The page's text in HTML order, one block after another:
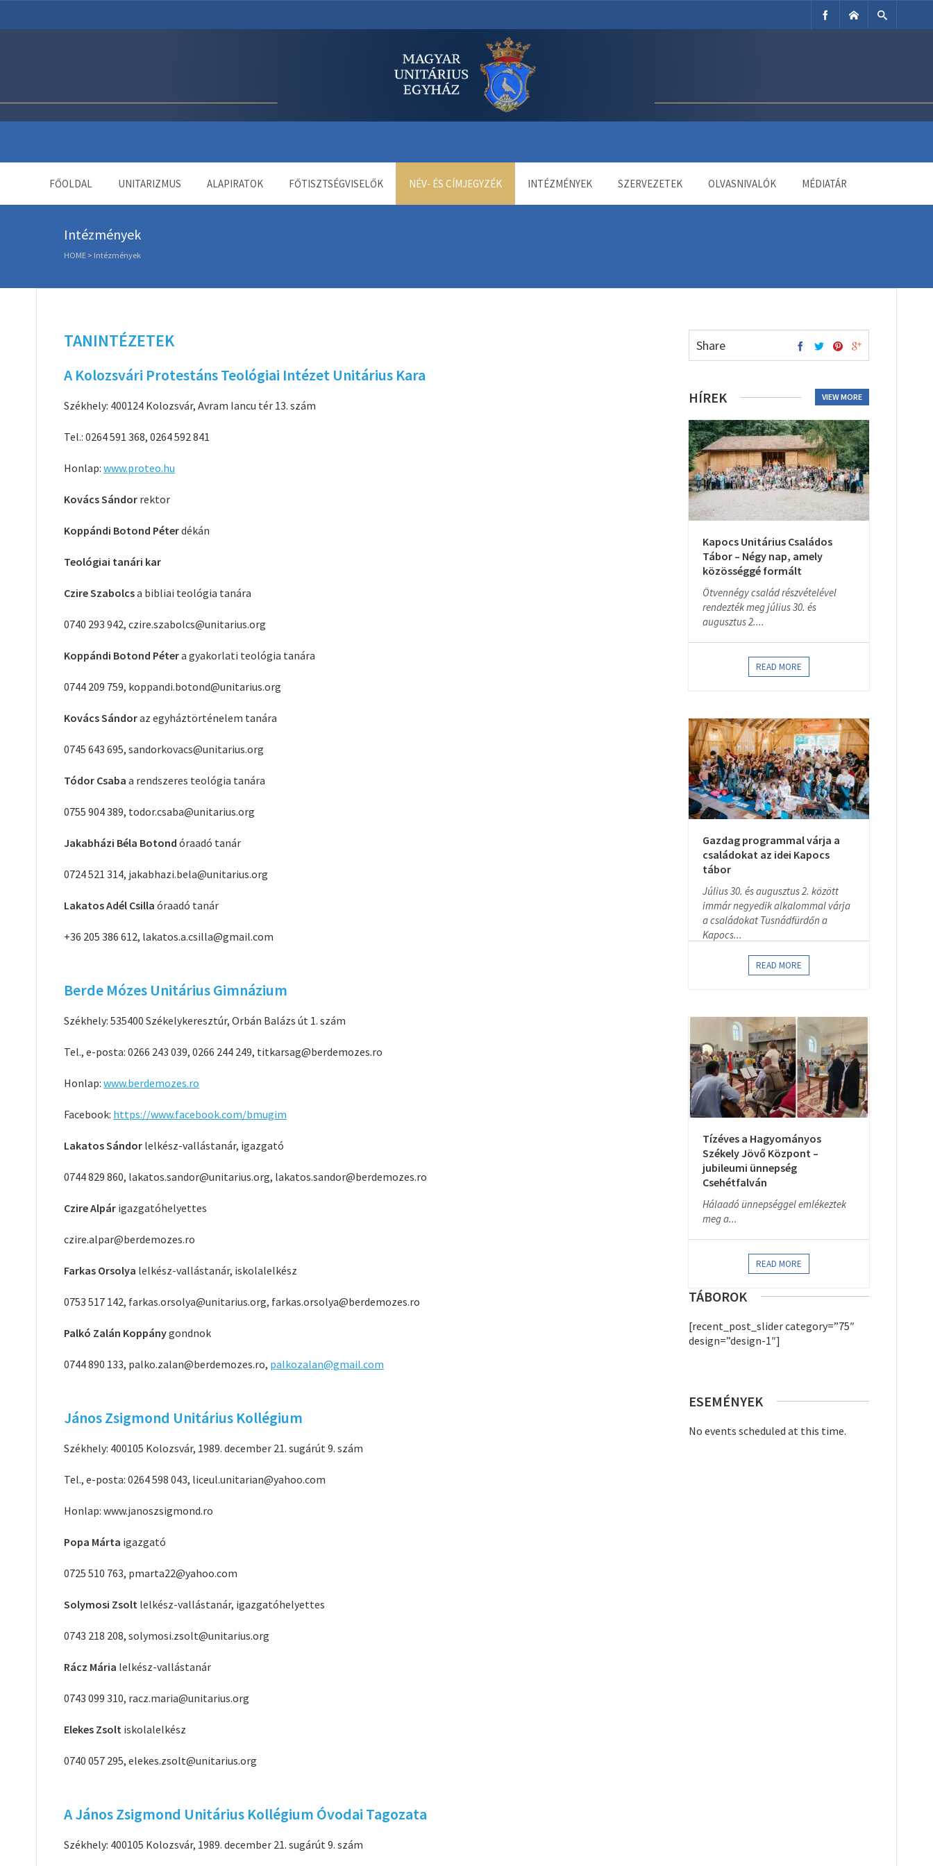
FŐOLDAL UNITARIZMUS ALAPIRATOK FŐTISZTSÉGVISELŐK NÉV- ÉS CÍMJEGYZÉK INTÉZMÉNYEK SZERVEZETEK OLVASNIVALÓK MÉDIATÁR
Intézmények
HOME > Intézmények
TANINTÉZETEK
A Kolozsvári Protestáns Teológiai Intézet Unitárius Kara
Székhely: 400124 Kolozsvár, Avram Iancu tér 13. szám
Tel.: 0264 591 368, 0264 592 841
Honlap: www.proteo.hu
Kovács Sándor rektor
Koppándi Botond Péterdékán
Teológiai tanári kar
Czire Szabolcsa bibliai teológia tanára
0740 293 942, czire.szabolcs@unitarius.org
Koppándi Botond Pétera gyakorlati teológia tanára
0744 209 759, koppandi.botond@unitarius.org
Kovács Sándoraz egyháztörténelem tanára
0745 643 695, sandorkovacs@unitarius.org
Tódor Csaba a rendszeres teológia tanára
0755 904 389, todor.csaba@unitarius.org
Jakabházi Béla Botond óraadó tanár
0724 521 314, jakabhazi.bela@unitarius.org
Lakatos Adél Csilla óraadó tanár
+36 205 386 612, lakatos.a.csilla@gmail.com
Berde Mózes Unitárius Gimnázium
Székhely: 535400 Székelykeresztúr, Orbán Balázs út 1. szám
Tel., e-posta: 0266 243 039, 0266 244 249, titkarsag@berdemozes.ro
Honlap: www.berdemozes.ro
Facebook: https://www.facebook.com/bmugim
Lakatos Sándor lelkész-vallástanár, igazgató
0744 829 860, lakatos.sandor@unitarius.org, lakatos.sandor@berdemozes.ro
Czire Alpár igazgatóhelyettes
czire.alpar@berdemozes.ro
Farkas Orsolya lelkész-vallástanár, iskolalelkész
0753 517 142, farkas.orsolya@unitarius.org, farkas.orsolya@berdemozes.ro
Palkó Zalán Koppánygondnok
0744 890 133, palko.zalan@berdemozes.ro, palkozalan@gmail.com
János Zsigmond Unitárius Kollégium
Székhely: 400105 Kolozsvár, 1989. december 21. sugárút 9. szám
Tel., e-posta: 0264 598 043, liceul.unitarian@yahoo.com
Honlap: www.janoszsigmond.ro
Popa Márta igazgató
0725 510 763, pmarta22@yahoo.com
Solymosi Zsolt lelkész-vallástanár, igazgatóhelyettes
0743 218 208, solymosi.zsolt@unitarius.org
Rácz Mária lelkész-vallástanár
0743 099 310, racz.maria@unitarius.org
Elekes Zsolt iskolalelkész
0740 057 295, elekes.zsolt@unitarius.org
A János Zsigmond Unitárius Kollégium Óvodai Tagozata
Székhely: 400105 Kolozsvár, 1989. december 21. sugárút 9. szám
Share
HÍREK VIEW MORE
Kapocs Unitárius Családos
Tábor – Négy nap, amely
közösséggé formált
Ötvennégy család részvételével
rendezték meg július 30. és
augusztus 2....
READ MORE
Gazdag programmal várja a
családokat az idei Kapocs
tábor
Július 30. és augusztus 2. között
immár negyedik alkalommal várja
a családokat Tusnádfürdőn a
Kapocs...
READ MORE
Tízéves a Hagyományos
Székely Jövő Központ –
jubileumi ünnepség
Csehétfalván
Hálaadó ünnepséggel emlékeztek
meg a...
READ MORE
TÁBOROK
[recent_post_slider category=”75″
design=”design-1″]
ESEMÉNYEK
No events scheduled at this time.